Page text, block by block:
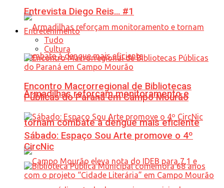
Armadilhas reforçam monitoramento e
tornam combate à dengue mais eficiente
Entrevista Diego Reis… #1
Entretenimento
Tudo
Cultura
Encontro Macrorregional de Bibliotecas
Públicas do Paraná em Campo Mourão
Sábado: Espaço Sou Arte promove o 4º
CircNic